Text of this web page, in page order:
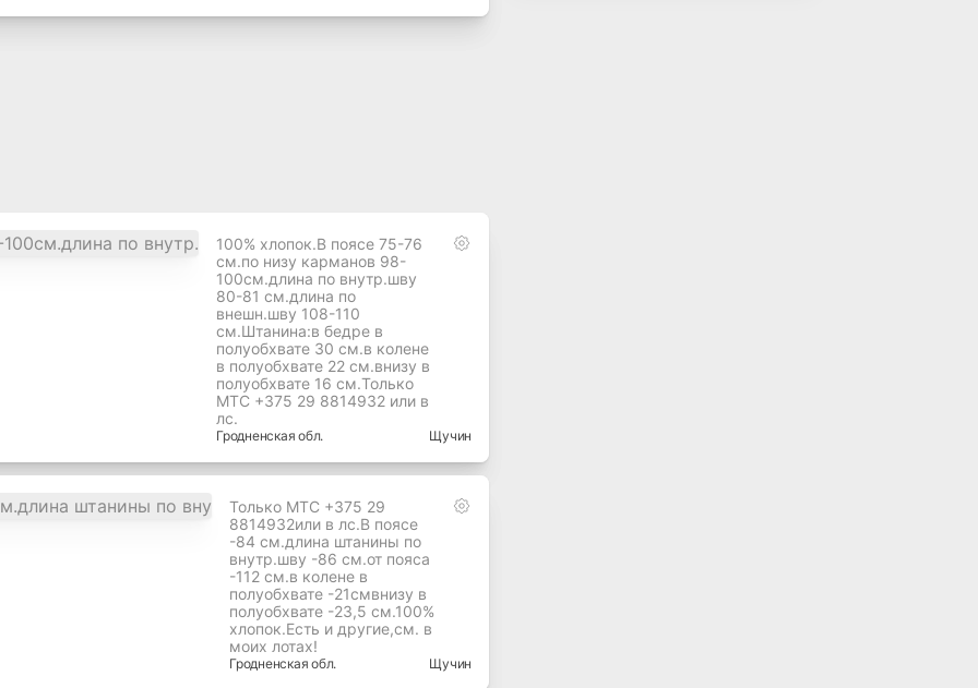
100% хлопок.В поясе 75-76
см.по низу карманов 98-
100см.длина по внутр.шву
80-81 см.длина по
внешн.шву 108-110
см.Штанина:в бедре в
полуобхвате 30 см.в колене
в полуобхвате 22 см.внизу в
полуобхвате 16 см.Только
МТС +375 29 8814932 или в
лс.
Гродненская обл. Щучин
Только МТС +375 29
8814932или в лс.В поясе
-84 см.длина штанины по
внутр.шву -86 см.от пояса
-112 см.в колене в
полуобхвате -21смвнизу в
полуобхвате -23,5 см.100%
хлопок.Есть и другие,см. в
моих лотах!
Гродненская обл. Щучин